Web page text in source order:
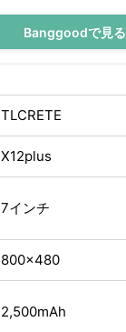
Banggoodで見る
TLCRETE
X12plus
7インチ
800×480
2,500mAh